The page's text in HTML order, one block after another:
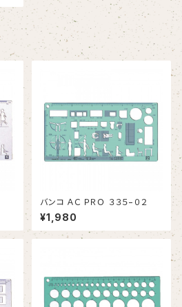
バンコ ＡＣ ＰＲＯ ３３５−０２
¥1,980